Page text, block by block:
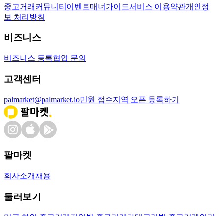
중고거래 커뮤니티 이벤트매너가이드서비스 이용약관개인정
보 처리방침
비즈니스
비즈니스 등록협업 문의
고객센터
palmarket@palmarket.io민원 접수지역 오픈 등록하기
팔마켓
회사소개 채용
둘러보기